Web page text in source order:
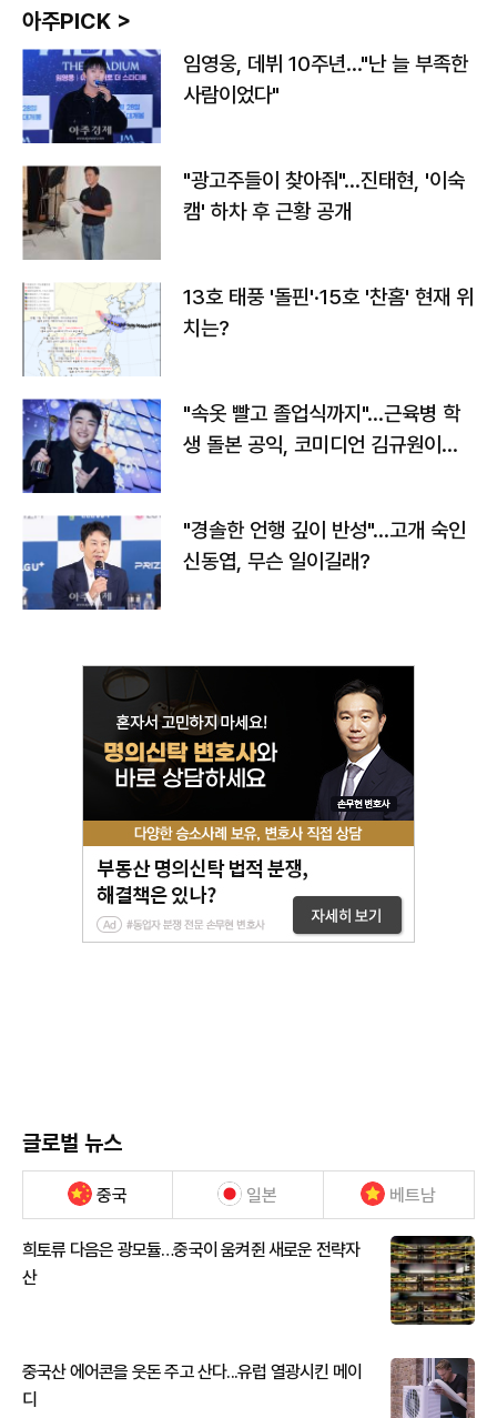
아주PICK >
임영웅, 데뷔 10주년…"난 늘 부족한
사람이었다"
"광고주들이 찾아줘"…진태현, '이숙
캠' 하차 후 근황 공개
13호 태풍 '돌핀'·15호 '찬홈' 현재 위
치는?
"속옷 빨고 졸업식까지"…근육병 학
생 돌본 공익, 코미디언 김규원이었
"경솔한 언행 깊이 반성"…고개 숙인
신동엽, 무슨 일이길래?
글로벌 뉴스
중국 일본 베트남
희토류 다음은 광모듈…중국이 움켜쥔 새로운 전략자
산
중국산 에어콘을 웃돈 주고 산다...유럽 열광시킨 메이
디